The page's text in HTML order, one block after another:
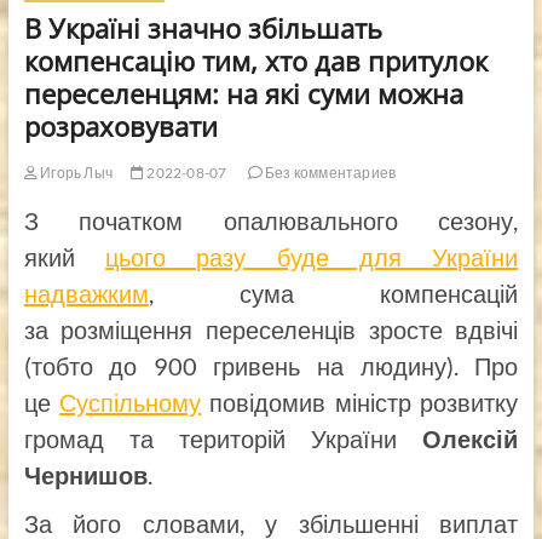
В Україні значно збільшать
компенсацію тим, хто дав притулок
переселенцям: на які суми можна
розраховувати
Игорь Лыч 2022-08-07 Без комментариев
З початком опалювального сезону,
який цього разу буде для України
надважким , сума компенсацій
за розміщення переселенців зросте вдвічі
(тобто до 900 гривень на людину). Про
це Суспільному повідомив міністр розвитку
громад та територій УкраїниОлексій
Чернишов.
За його словами, у збільшенні виплат